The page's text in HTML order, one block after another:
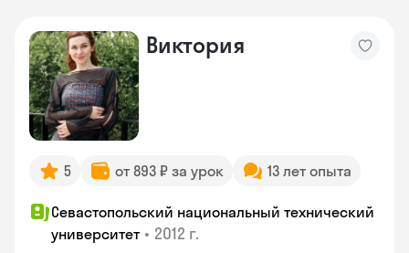
Виктория
5 от 893 ₽ за урок 13 лет опыта
Севастопольский национальный технический
университет • 2012 г.